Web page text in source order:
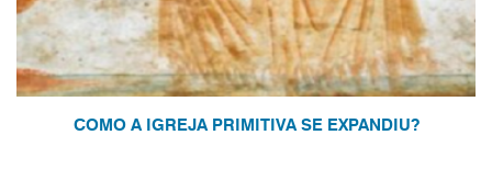
COMO A IGREJA PRIMITIVA SE EXPANDIU?